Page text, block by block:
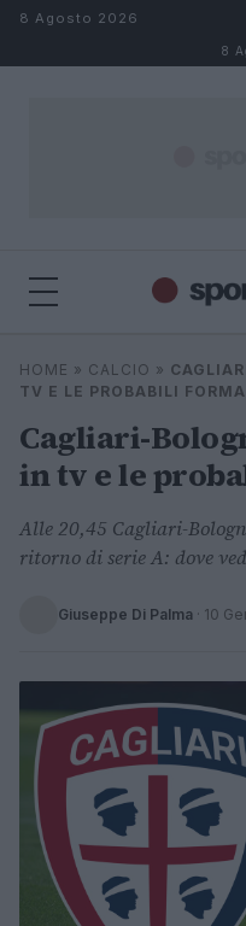
Salta al contenuto
8 Agosto 2026
8
Cerca
HOME » CALCIO »
TV E LE PROBABILI
Cagliari-
in tv e le
Alle 20,45 Cagliari-
ritorno di serie A: dove
Giuseppe Di Palma · 10